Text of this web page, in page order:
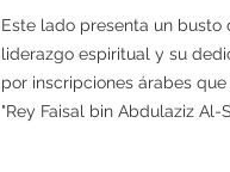
Este lado presenta un busto
liderazgo espiritual y su
por inscripciones árabes
"Rey Faisal bin Abdulaziz Al-